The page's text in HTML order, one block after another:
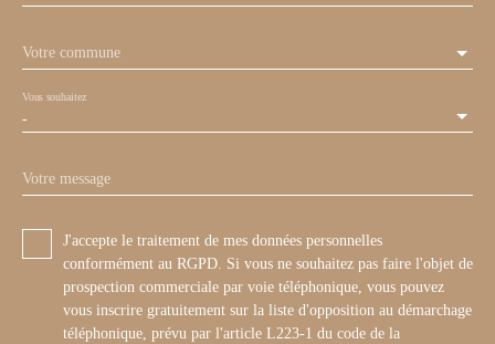
Votre commune
-
Vous souhaitez
Votre message
J'accepte le traitement de mes données personnelles
conformément au RGPD. Si vous ne souhaitez pas faire l'objet de
prospection commerciale par voie téléphonique, vous pouvez
vous inscrire gratuitement sur la liste d'opposition au démarchage
téléphonique, prévu par l'article L223-1 du code de la